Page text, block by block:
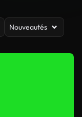
Nouveautés